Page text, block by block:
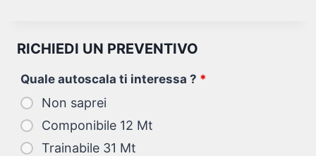
RICHIEDI UN PREVENTIVO
Quale autoscala ti interessa ? *
Non saprei
Componibile 12 Mt
Trainabile 31 Mt